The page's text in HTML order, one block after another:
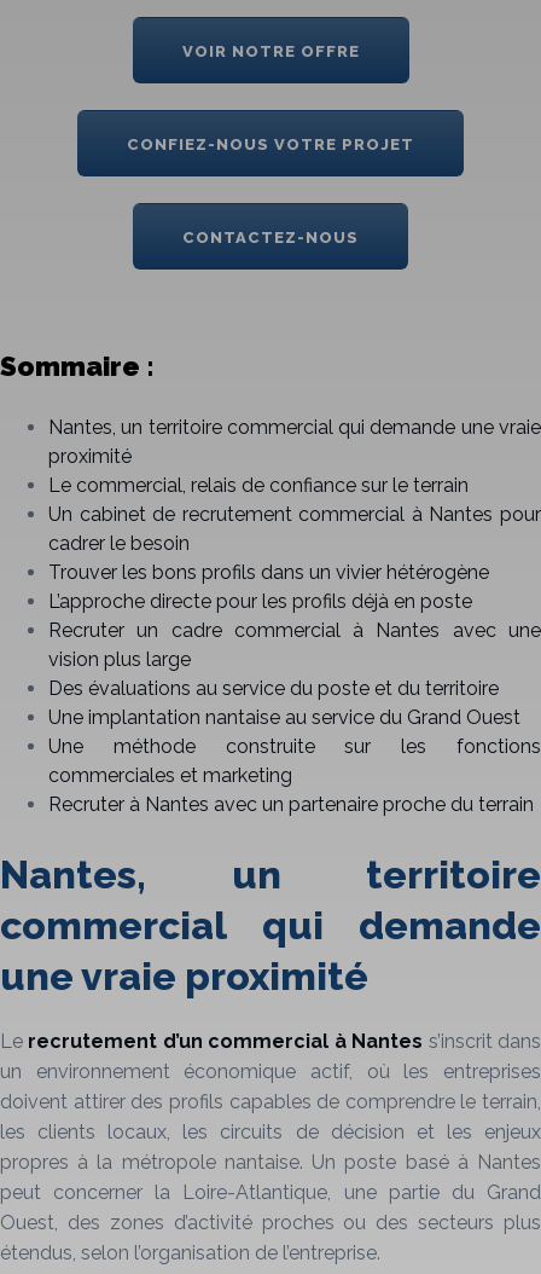
VOIR NOTRE OFFRE
CONFIEZ-NOUS VOTRE PROJET
CONTACTEZ-NOUS
Sommaire :
Nantes, un territoire commercial qui demande une vraie
proximité
Le commercial, relais de confiance sur le terrain
Un cabinet de recrutement commercial à Nantes pour
cadrer le besoin
Trouver les bons profils dans un vivier hétérogène
L’approche directe pour les profils déjà en poste
Recruter un cadre commercial à Nantes avec une
vision plus large
Des évaluations au service du poste et du territoire
Une implantation nantaise au service du Grand Ouest
Une méthode construite sur les fonctions
commerciales et marketing
Recruter à Nantes avec un partenaire proche du terrain
Nantes, un territoire
commercial qui demande
une vraie proximité
Le recrutement d’un commercial à Nantes s’inscrit dans
un environnement économique actif, où les entreprises
doivent attirer des profils capables de comprendre le terrain,
les clients locaux, les circuits de décision et les enjeux
propres à la métropole nantaise. Un poste basé à Nantes
peut concerner la Loire-Atlantique, une partie du Grand
Ouest, des zones d’activité proches ou des secteurs plus
étendus, selon l’organisation de l’entreprise.